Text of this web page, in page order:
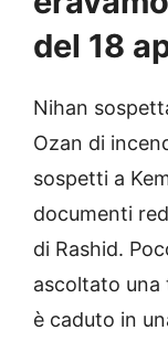
del 18
Nihan
Ozan di
sospetti a
documenti
di Rashid.
ascoltato una
è caduto in